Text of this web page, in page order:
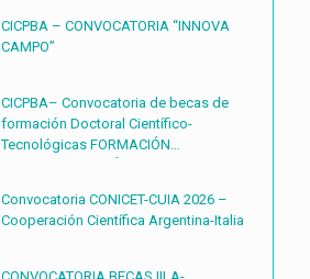
CICPBA – CONVOCATORIA “INNOVA
CAMPO”
CICPBA– Convocatoria de becas de
formación Doctoral Científico-
Tecnológicas FORMACIÓN
Convocatoria CONICET-CUIA 2026 –
Cooperación Científica Argentina-Italia